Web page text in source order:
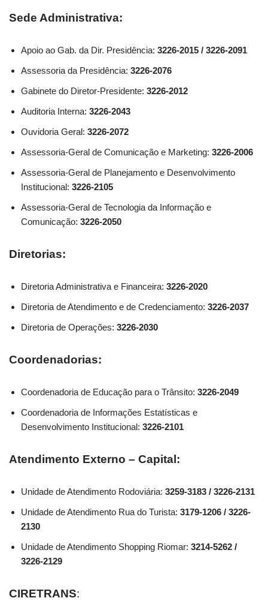
Sede Administrativa:
Apoio ao Gab. da Dir. Presidência: 3226-2015 / 3226-2091
Assessoria da Presidência: 3226-2076
Gabinete do Diretor-Presidente: 3226-2012
Auditoria Interna: 3226-2043
Ouvidoria Geral: 3226-2072
Assessoria-Geral de Comunicação e Marketing: 3226-2006
Assessoria-Geral de Planejamento e Desenvolvimento
Institucional: 3226-2105
Assessoria-Geral de Tecnologia da Informação e
Comunicação: 3226-2050
Diretorias:
Diretoria Administrativa e Financeira: 3226-2020
Diretoria de Atendimento e de Credenciamento: 3226-2037
Diretoria de Operações: 3226-2030
Coordenadorias:
Coordenadoria de Educação para o Trânsito: 3226-2049
Coordenadoria de Informações Estatísticas e
Desenvolvimento Institucional: 3226-2101
Atendimento Externo – Capital:
Unidade de Atendimento Rodoviária: 3259-3183 / 3226-2131
Unidade de Atendimento Rua do Turista: 3179-1206 / 3226-
2130
Unidade de Atendimento Shopping Riomar: 3214-5262 /
3226-2129
CIRETRANS: